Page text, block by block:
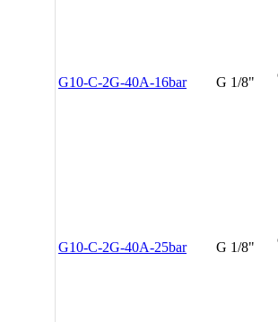
G10-C-2G-40A-16bar G 1/8"
G10-C-2G-40A-25bar G 1/8"